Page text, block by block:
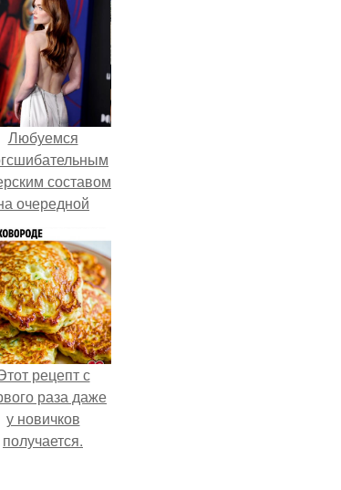
Любуемся
составом
очередной
нового
- паука.
рецепт с
раза даже
у новичков
получается.